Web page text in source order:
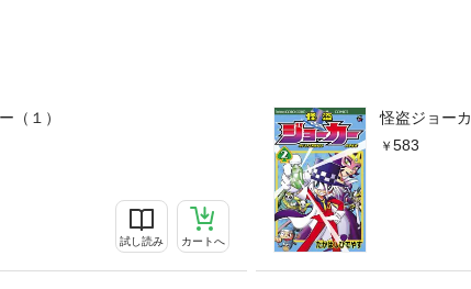
（１）
試し読み カートへ
怪盗ジョーカ
583